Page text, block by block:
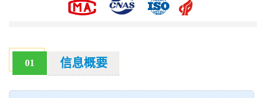
01 信息概要